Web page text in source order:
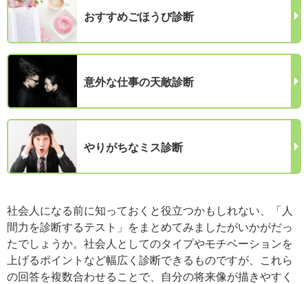
おすすめごほうび診断
意外な仕事の天敵診断
やりがちなミス診断
社会人になる前に知っておくと役立つかもしれない、「人
間力を診断するテスト」をまとめてみましたがいかがだっ
たでしょうか。社会人としてのタイプやモチベーションを
上げるポイントなど幅広く診断できるものですが、これら
の回答を複数合わせることで、自分の将来像が描きやすく